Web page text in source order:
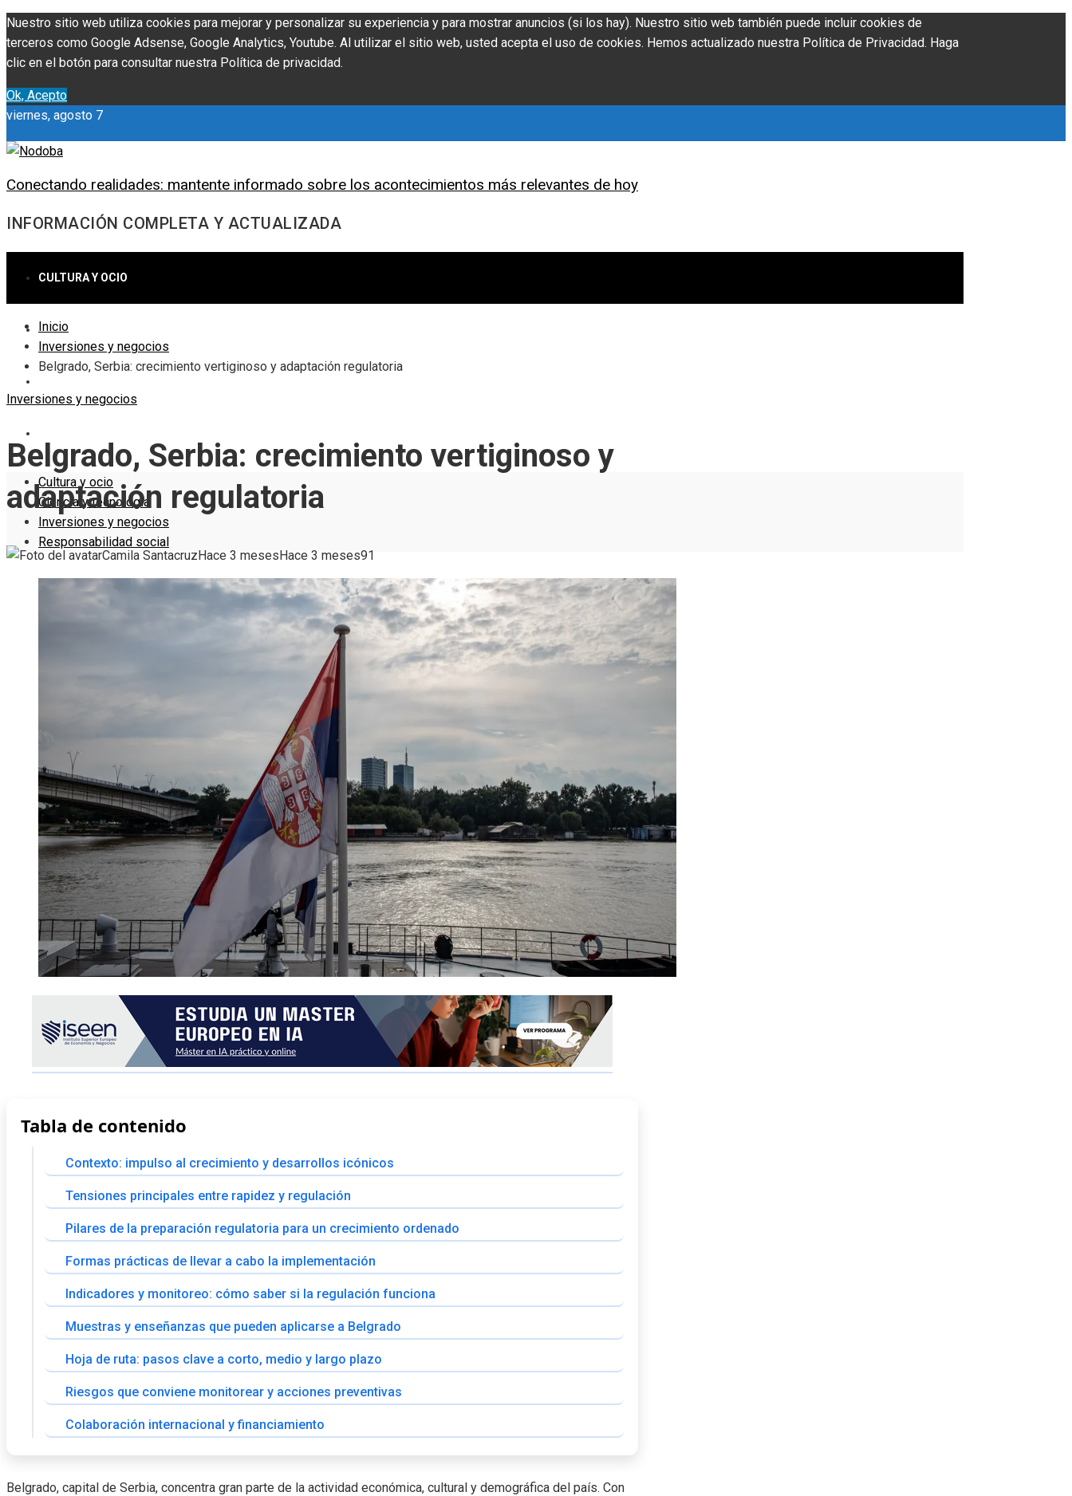
Nuestro sitio web utiliza cookies para mejorar y personalizar su experiencia y para mostrar anuncios (si los hay). Nuestro sitio web también puede incluir cookies de
terceros como Google Adsense, Google Analytics, Youtube. Al utilizar el sitio web, usted acepta el uso de cookies. Hemos actualizado nuestra Política de Privacidad. Haga
clic en el botón para consultar nuestra Política de privacidad.
Ok, Acepto
viernes, agosto 7
Conectando realidades: mantente informado sobre los acontecimientos más relevantes de hoy
INFORMACIÓN COMPLETA Y ACTUALIZADA
CULTURA Y OCIO
CIENCIA Y TECNOLOGÍA
Cultura y ocio
Ciencia y tecnología
Inversiones y negocios
Responsabilidad social
Inicio
Inversiones y negocios
Belgrado, Serbia: crecimiento vertiginoso y adaptación regulatoria
Inversiones y negocios
Belgrado, Serbia: crecimiento vertiginoso y
adaptación regulatoria
Camila SantacruzHace 3 mesesHace 3 meses91
Tabla de contenido
Contexto: impulso al crecimiento y desarrollos icónicos
Tensiones principales entre rapidez y regulación
Pilares de la preparación regulatoria para un crecimiento ordenado
Formas prácticas de llevar a cabo la implementación
Indicadores y monitoreo: cómo saber si la regulación funciona
Muestras y enseñanzas que pueden aplicarse a Belgrado
Hoja de ruta: pasos clave a corto, medio y largo plazo
Riesgos que conviene monitorear y acciones preventivas
Colaboración internacional y financiamiento
Belgrado, capital de Serbia, concentra gran parte de la actividad económica, cultural y demográfica del país. Con